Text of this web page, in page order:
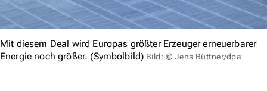
Mit diesem Deal wird Europas größter Erzeuger erneuerbarer
Energie noch größer. (Symbolbild) Bild: © Jens Büttner/dpa